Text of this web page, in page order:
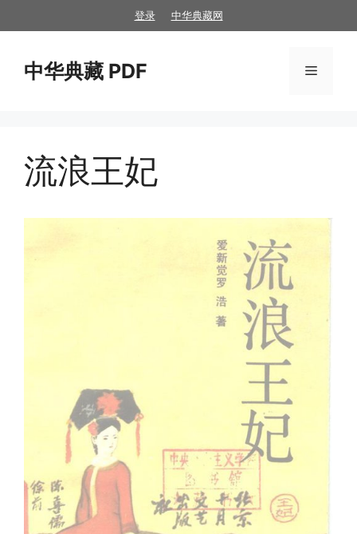
至
登录 中华典藏网
中华典藏 PDF 菜
流浪王妃